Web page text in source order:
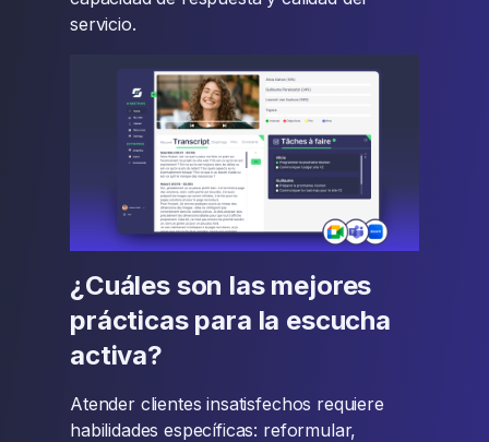
servicio.
¿Cuáles son las mejores
prácticas para la escucha
activa?
Atender clientes insatisfechos requiere
habilidades específicas: reformular,